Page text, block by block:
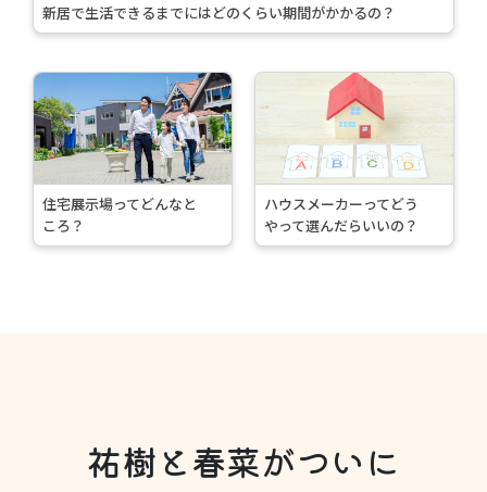
新居で生活できるまでにはどのくらい期間がかかるの？
続
き
を
読
む
住宅展示場ってどんなと
ころ？
続
き
を
む
ハウスメーカーってどう
やって選んだらいいの？
祐樹と春菜がついに